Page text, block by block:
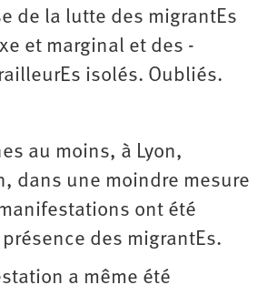
de la lutte des migrantEs
et marginal et des
isolés. Oubliés.
au moins, à Lyon,
dans une moindre mesure
ont été
des migrantEs.
a même été